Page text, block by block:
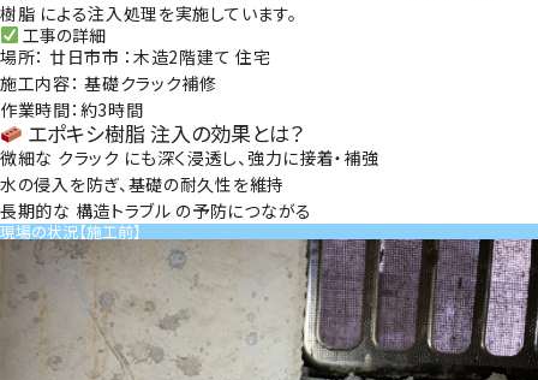
樹脂 による注入処理を実施しています。
工事の詳細
場所： 廿日市市 ：木造2階建て 住宅
施工内容： 基礎クラック補修
作業時間：約3時間
エポキシ樹脂 注入の効果とは？
微細な クラック にも深く浸透し、 強力に接着・補強
水の侵入を防ぎ、基礎の耐久性を維持
長期的な 構造トラブル の予防につながる
現場の状況【施工前】